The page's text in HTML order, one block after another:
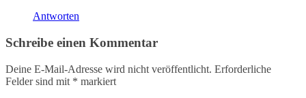
Antworten
Schreibe einen Kommentar
Deine E-Mail-Adresse wird nicht veröffentlicht. Erforderliche
Felder sind mit * markiert